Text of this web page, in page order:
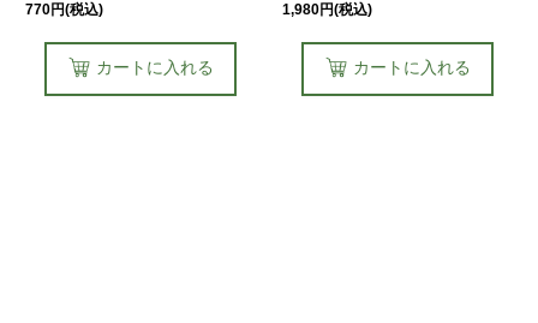
770円(税込)
カートに入れる
1,980円(税込)
カートに入れる